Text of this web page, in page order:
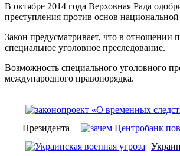
В октябре 2014 года Верховная Рада
преступления против основ
Закон предусматривает, что в отношении
специальное уголовное преследование.
Возможность специального уголовного
международного правопорядка.
Президента